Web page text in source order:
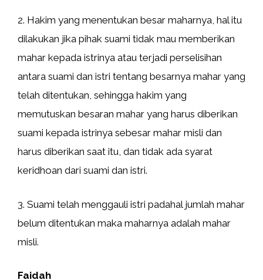
2. Hakim yang menentukan besar maharnya, hal itu
dilakukan jika pihak suami tidak mau memberikan
mahar kepada istrinya atau terjadi perselisihan
antara suami dan istri tentang besarnya mahar yang
telah ditentukan, sehingga hakim yang
memutuskan besaran mahar yang harus diberikan
suami kepada istrinya sebesar mahar misli dan
harus diberikan saat itu, dan tidak ada syarat
keridhoan dari suami dan istri.
3. Suami telah menggauli istri padahal jumlah mahar
belum ditentukan maka maharnya adalah mahar
misli.
Faidah